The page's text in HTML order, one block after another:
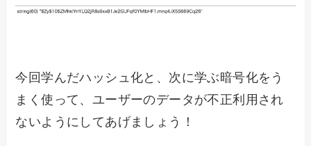
今回学んだハッシュ化と、次に学ぶ暗号化をう
まく使って、ユーザーのデータが不正利用され
ないようにしてあげましょう！